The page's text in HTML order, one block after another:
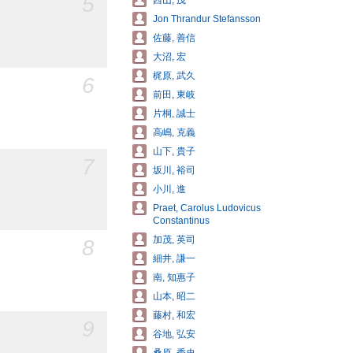
6
8
Jon Thrandur Stefansson
佐藤, 善信
大沼, 宏
梶原, 武久
前田, 東岐
片桐, 誠士
高嶋, 克義
山下, 貴子
坂川, 裕司
小川, 進
Praet, Carolus Ludovicus
Constantinus
加茂, 英司
細井, 謙一
南, 知惠子
山本, 昭二
藤村, 和宏
谷地, 弘安